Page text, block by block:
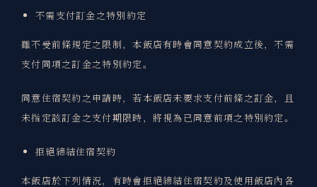
不需支付訂金之特別約定
雖不受前條規定之限制，本飯店有時會同意契約成立後，不需
支付同項之訂金之特別約定。
同意住宿契約之申請時，若本飯店未要求支付前條之訂金，且
未指定該訂金之支付期限時，將視為已同意前項之特別約定。
拒絕締結住宿契約
本飯店於下列情況，有時會拒絕締結住宿契約及使用飯店內各